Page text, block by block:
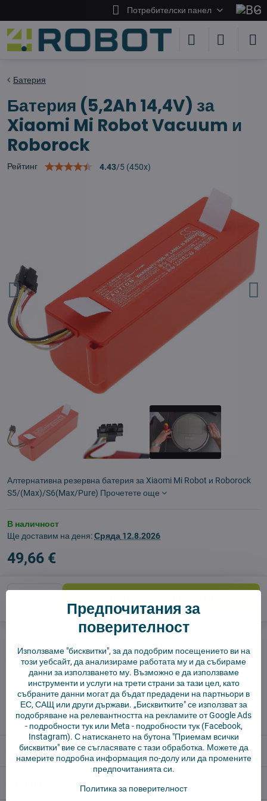
Потребителски панел
Батерия
Батерия (5,2Ah 14,4V) за
Xiaomi Mi Robot Vacuum и
Roborock
Рейтинг 4.43/5 (450x)
Алтернативна резервна батерия за Xiaomi Mi Robot и Roborock
S5/(Max)/S6(Max/Pure) Прочетете още
В наличност
Ще доставим на деня:Сряда 12.8.2026
49,66 €
Доставки
производител:Cameron Sino
✅ Готов за изпращане веднага
✅ БЕЗПЛАТНА доставка над 55 EUR.
✅ 14 дни политика за връщане
Описание
Предпочитания за
поверителност
Използваме "бисквитки", за да подобрим посещението ви на
този уебсайт, да анализираме работата му и да събираме
данни за използването му. Възможно е да използваме
инструменти и услуги на трети страни за тази цел, като
събраните данни могат да бъдат предадени на партньори в
ЕС, САЩ или други държави. „Бисквитките" се използват за
подобряване на релевантността на рекламите от Google Ads
- подробности тукили Meta - подробности тук(Facebook,
Instagram). С натискането на бутона "Приемам всички
бисквитки" вие се съгласявате с тази обработка. Можете да
намерите подробна информация по-долу или да промените
предпочитанията си.
Политика за поверителност